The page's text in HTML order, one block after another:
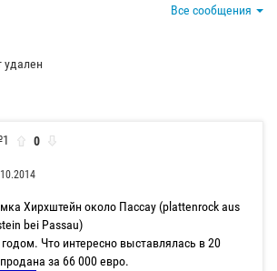
Все сообщения
удален
0
Хирхштейн около Пассау (plattenrock aus
bei Passau)
Что интересно выставлялась в 20
за 66 000 евро.